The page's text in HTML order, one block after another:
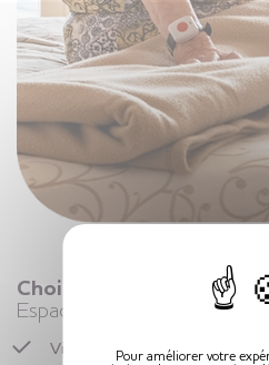
Choisir la vie en
Espace et Vie
Vivre dans un logement
Pour améliorer votre